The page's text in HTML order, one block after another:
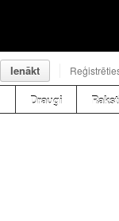
Ienākt
Draugi